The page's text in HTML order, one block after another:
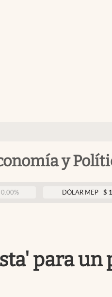
y
DÓLAR MEP $ 1526,03
para un